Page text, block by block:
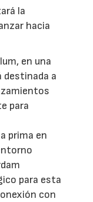
la
hacia
en una
destinada a
para
prima en
para esta
con